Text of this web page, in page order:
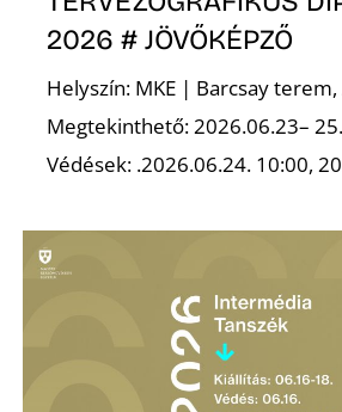
2026 # JÖVŐKÉPZŐ
Helyszín: MKE | Barcsay terem,
Megtekinthető: 2026.06.23– 25.
Védések: .2026.06.24. 10:00,